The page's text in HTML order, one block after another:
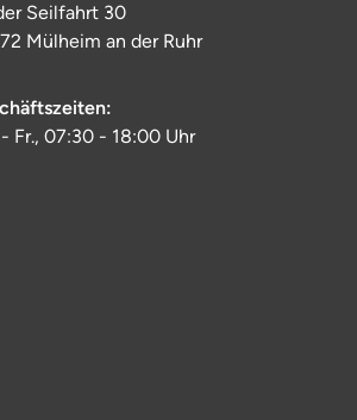
Seilfahrt 30
Mülheim an der Ruhr
Fr., 07:30 - 18:00 Uhr